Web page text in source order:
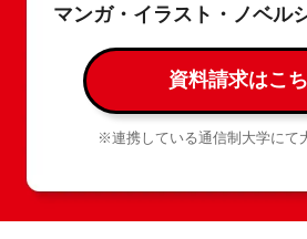
マンガ・イラスト・ノベル
資料請求はこ
※連携している通信制大学にて